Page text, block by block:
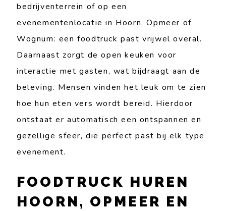
bedrijventerrein of op een
evenementenlocatie in Hoorn, Opmeer of
Wognum: een foodtruck past vrijwel overal.
Daarnaast zorgt de open keuken voor
interactie met gasten, wat bijdraagt aan de
beleving. Mensen vinden het leuk om te zien
hoe hun eten vers wordt bereid. Hierdoor
ontstaat er automatisch een ontspannen en
gezellige sfeer, die perfect past bij elk type
evenement.
FOODTRUCK HUREN
HOORN, OPMEER EN